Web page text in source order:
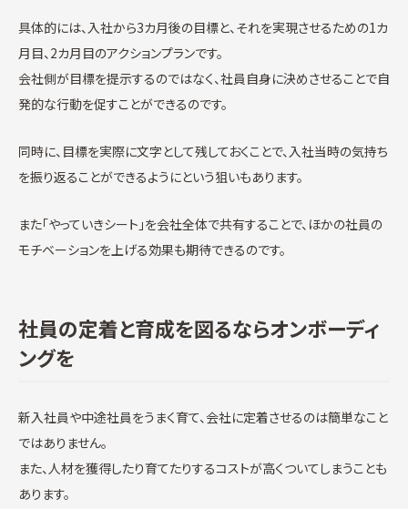
具体的には、入社から3カ月後の目標と、それを実現させるための1カ
月目、2カ月目のアクションプランです。
会社側が目標を提示するのではなく、社員自身に決めさせることで自
発的な行動を促すことができるのです。
同時に、目標を実際に文字として残しておくことで、入社当時の気持ち
を振り返ることができるようにという狙いもあります。
また「やっていきシート」を会社全体で共有することで、ほかの社員の
モチベーションを上げる効果も期待できるのです。
社員の定着と育成を図るならオンボーディ
ングを
新入社員や中途社員をうまく育て、会社に定着させるのは簡単なこと
ではありません。
また、人材を獲得したり育てたりするコストが高くついてしまうことも
あります。